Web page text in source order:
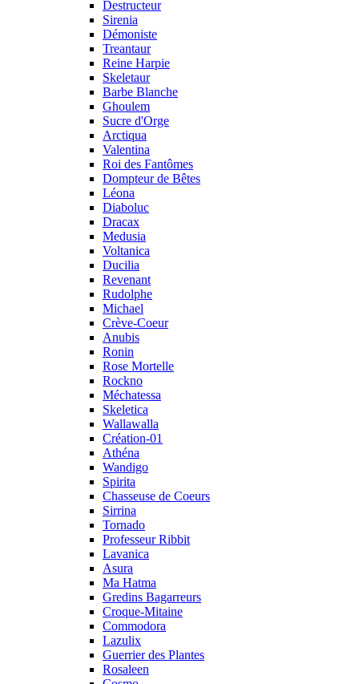
Destructeur
Sirenia
Démoniste
Treantaur
Reine Harpie
Skeletaur
Barbe Blanche
Ghoulem
Sucre d'Orge
Arctiqua
Valentina
Roi des Fantômes
Dompteur de Bêtes
Léona
Diaboluc
Dracax
Medusia
Voltanica
Ducilia
Revenant
Rudolphe
Michael
Crève-Coeur
Anubis
Ronin
Rose Mortelle
Rockno
Méchatessa
Skeletica
Wallawalla
Création-01
Athéna
Wandigo
Spirita
Chasseuse de Coeurs
Sirrina
Tornado
Professeur Ribbit
Lavanica
Asura
Ma Hatma
Gredins Bagarreurs
Croque-Mitaine
Commodora
Lazulix
Guerrier des Plantes
Rosaleen